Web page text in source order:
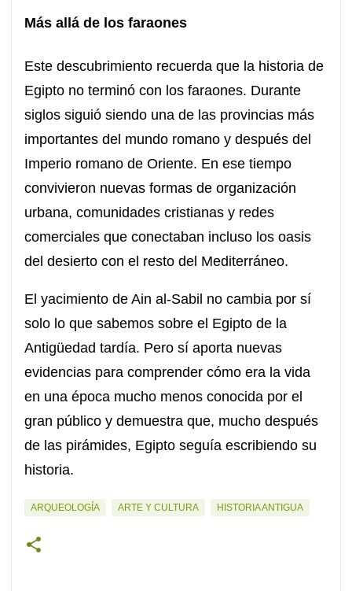
Más allá de los faraones
Este descubrimiento recuerda que la historia de
Egipto no terminó con los faraones. Durante
siglos siguió siendo una de las provincias más
importantes del mundo romano y después del
Imperio romano de Oriente. En ese tiempo
convivieron nuevas formas de organización
urbana, comunidades cristianas y redes
comerciales que conectaban incluso los oasis
del desierto con el resto del Mediterráneo.
El yacimiento de Ain al-Sabil no cambia por sí
solo lo que sabemos sobre el Egipto de la
Antigüedad tardía. Pero sí aporta nuevas
evidencias para comprender cómo era la vida
en una época mucho menos conocida por el
gran público y demuestra que, mucho después
de las pirámides, Egipto seguía escribiendo su
historia.
ARQUEOLOGÍA ARTE Y CULTURA HISTORIA ANTIGUA